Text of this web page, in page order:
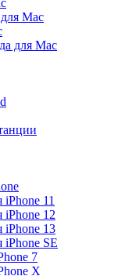
Mac
для Mac
11
iPhone 12
iPhone 13
iPhone SE
7
X